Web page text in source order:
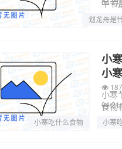
午节
俗活
市
而大
舞龙
赛龙
划龙舟是
划龙舟是
小
小
食物
小寒
食物
汤、
04
小寒吃什么食物
小寒